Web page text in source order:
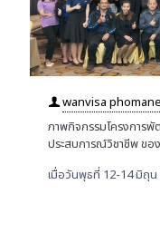
wanvisa
ภาพกิจกรรมโครงการ
ประสบการณ์วิชาชีพ ขอ
เมื่อวันพุธที่ 12-14 มิถุน